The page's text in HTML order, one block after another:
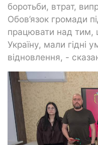
боротьби, втрат,
Обов’язок громади
працювати над тим,
Україну, мали гідні
відновлення, -